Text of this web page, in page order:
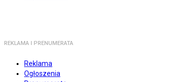
REKLAMA I PRENUMERATA
Reklama
Ogłoszenia